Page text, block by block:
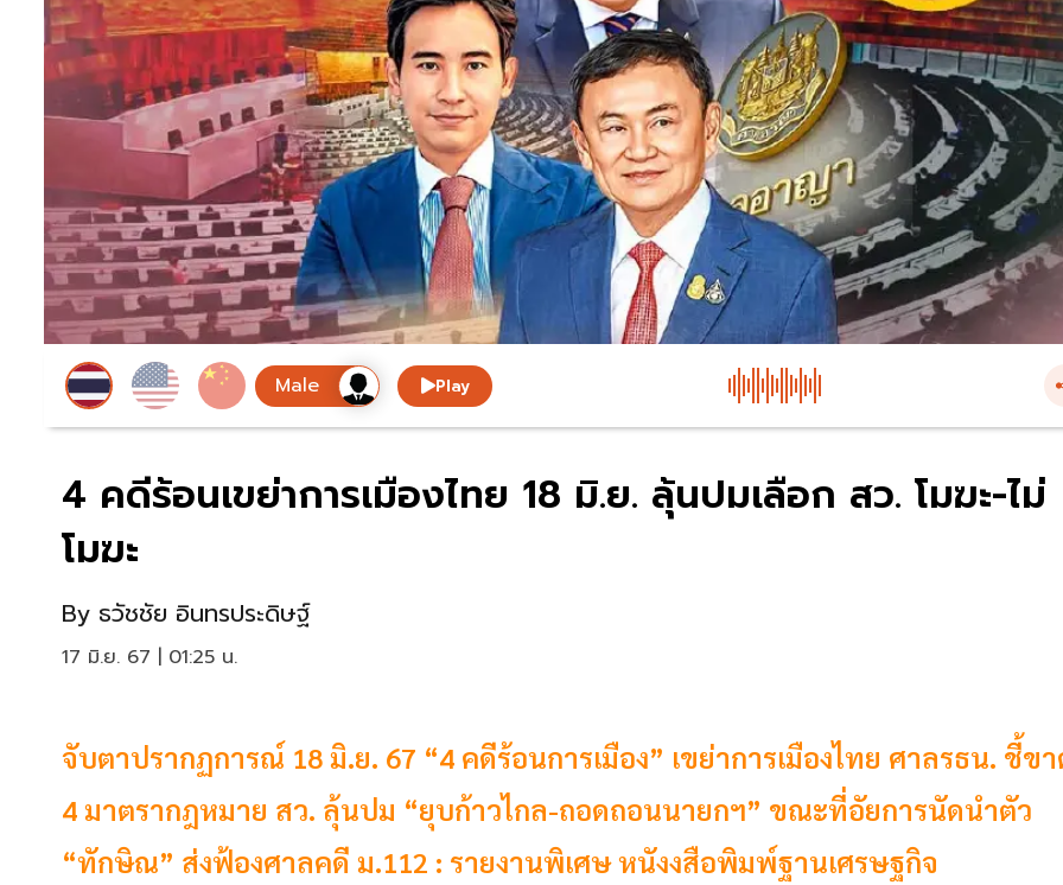
Play
4 คดีร้อนเขย่าการเมืองไทย 18 มิ.ย. ลุ้นปมเลือก สว. โมฆะ-ไม่
โมฆะ
By ธวัชชัย อินทรประดิษฐ์
17 มิ.ย. 67 | 01:25 น.
จับตาปรากฏการณ์ 18 มิ.ย. 67 “4 คดีร้อนการเมือง” เขย่าการเมืองไทย ศาลรธน. ชี้ข
4 มาตรากฎหมาย สว. ลุ้นปม “ยุบก้าวไกล-ถอดถอนนายกฯ” ขณะที่อัยการนัดนำตัว
“ทักษิณ” ส่งฟ้องศาลคดี ม.112 : รายงานพิเศษ หนังงสือพิมพ์ฐานเศรษฐกิจ